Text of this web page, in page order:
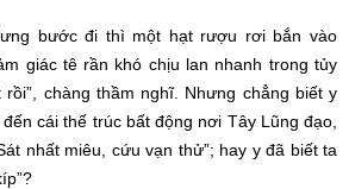
bước đi thì một hạt rượu rơi bắn vào
giáctê rần khó chịu lan nhanh trong tủy
rồi”, chàng thầm nghĩ. Nhưng chẳng biết y
cái thế trúc bất động nơi Tây Lũng đạo,
nhất miêu, cứu vạn thử”; hay y đã biết ta